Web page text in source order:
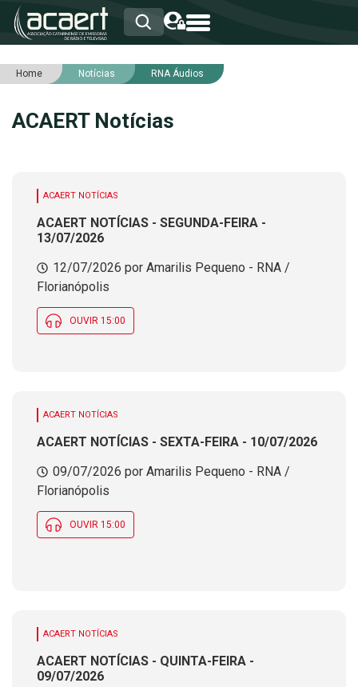
HOME
ASSOCIADOS
SERVIÇOS
Home Notícias RNA Áudios
ACAERT Notícias
ACAERT NOTÍCIAS
ACAERT NOTÍCIAS - SEGUNDA-FEIRA -
13/07/2026
12/07/2026 por Amarilis Pequeno - RNA /
Florianópolis
OUVIR 15:00
ACAERT NOTÍCIAS
ACAERT NOTÍCIAS - SEXTA-FEIRA - 10/07/2026
09/07/2026 por Amarilis Pequeno - RNA /
Florianópolis
OUVIR 15:00
ACAERT NOTÍCIAS
ACAERT NOTÍCIAS - QUINTA-FEIRA -
09/07/2026